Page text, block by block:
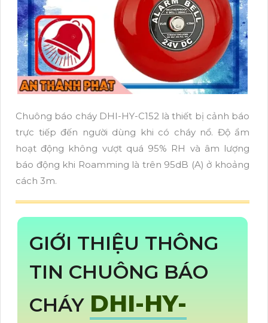
Chuông báo cháy DHI-HY-C152 là thiết bị cảnh báo
trực tiếp đến người dùng khi có cháy nổ. Độ ẩm
hoạt động không vượt quá 95% RH và âm lượng
báo động khi Roamming là trên 95dB (A) ở khoảng
cách 3m.
GIỚI THIỆU THÔNG
TIN CHUÔNG BÁO
CHÁY DHI-HY-